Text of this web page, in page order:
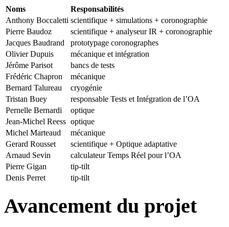
Noms
Responsabilités
Anthony Boccaletti scientifique + simulations + coronographie
Pierre Baudoz
scientifique + analyseur IR + coronographie
Jacques Baudrand
prototypage coronographes
Olivier Dupuis
mécanique et intégration
Jérôme Parisot
bancs de tests
Frédéric Chapron
mécanique
Bernard Talureau
cryogénie
Tristan Buey
responsable Tests et Intégration de l’OA
Pernelle Bernardi
optique
Jean-Michel Reess optique
Michel Marteaud
mécanique
Gerard Rousset
scientifique + Optique adaptative
Arnaud Sevin
calculateur Temps Réel pour l’OA
Pierre Gigan
tip-tilt
Denis Perret
tip-tilt
Avancement du projet